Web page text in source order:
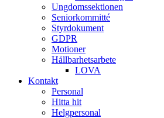
Ungdomssektionen
Seniorkommitté
Styrdokument
GDPR
Motioner
Hållbarhetsarbete
LOVA
Kontakt
Personal
Hitta hit
Helgpersonal